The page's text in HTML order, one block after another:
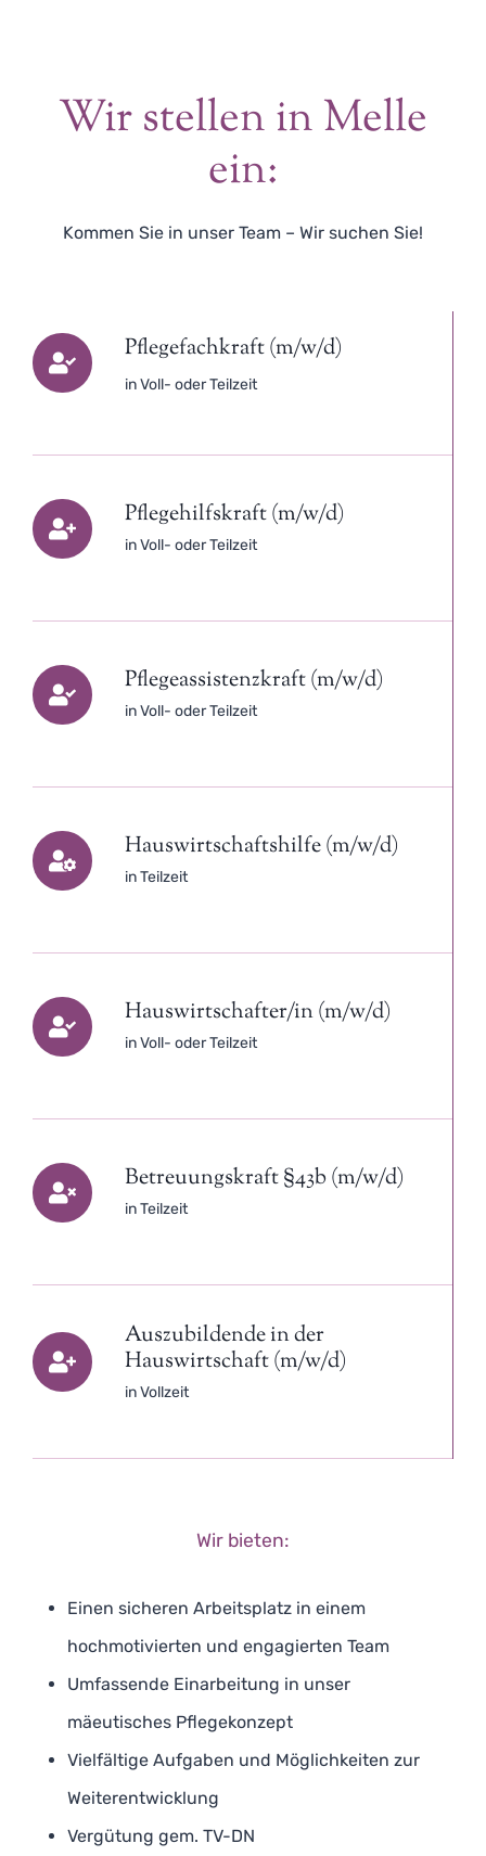
Wir stellen in Melle
ein:
Kommen Sie in unser Team – Wir suchen Sie!
Pflegefachkraft (m/w/d)
in Voll- oder Teilzeit
Pflegehilfskraft (m/w/d)
in Voll- oder Teilzeit
Pflegeassistenzkraft (m/w/d)
in Voll- oder Teilzeit
Hauswirtschaftshilfe (m/w/d)
in Teilzeit
Hauswirtschafter/in (m/w/d)
in Voll- oder Teilzeit
Betreuungskraft §43b (m/w/d)
in Teilzeit
Auszubildende in der
Hauswirtschaft (m/w/d)
in Vollzeit
Wir bieten:
Einen sicheren Arbeitsplatz in einem
hochmotivierten und engagierten Team
Umfassende Einarbeitung in unser
mäeutisches Pflegekonzept
Vielfältige Aufgaben und Möglichkeiten zur
Weiterentwicklung
Vergütung gem. TV-DN